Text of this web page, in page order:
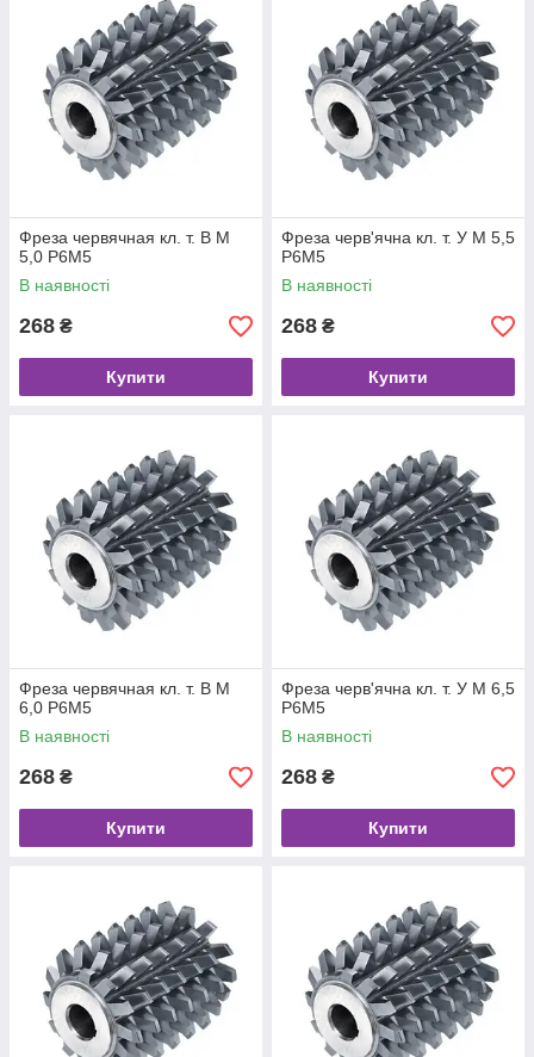
Фреза червячная кл. т. В М
5,0 Р6М5
В наявності
268 ₴
Купити
Фреза черв'ячна кл. т. У М 5,5
Р6М5
В наявності
268 ₴
Купити
Фреза червячная кл. т. В М
6,0 Р6М5
В наявності
268 ₴
Купити
Фреза черв'ячна кл. т. У М 6,5
Р6М5
В наявності
268 ₴
Купити